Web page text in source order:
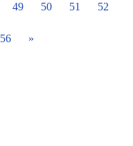
49 50 51 52
56 »